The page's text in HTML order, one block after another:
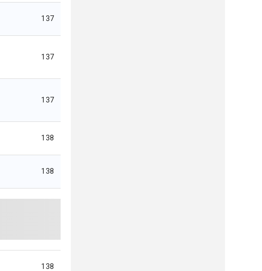
137
137
137
138
138
138